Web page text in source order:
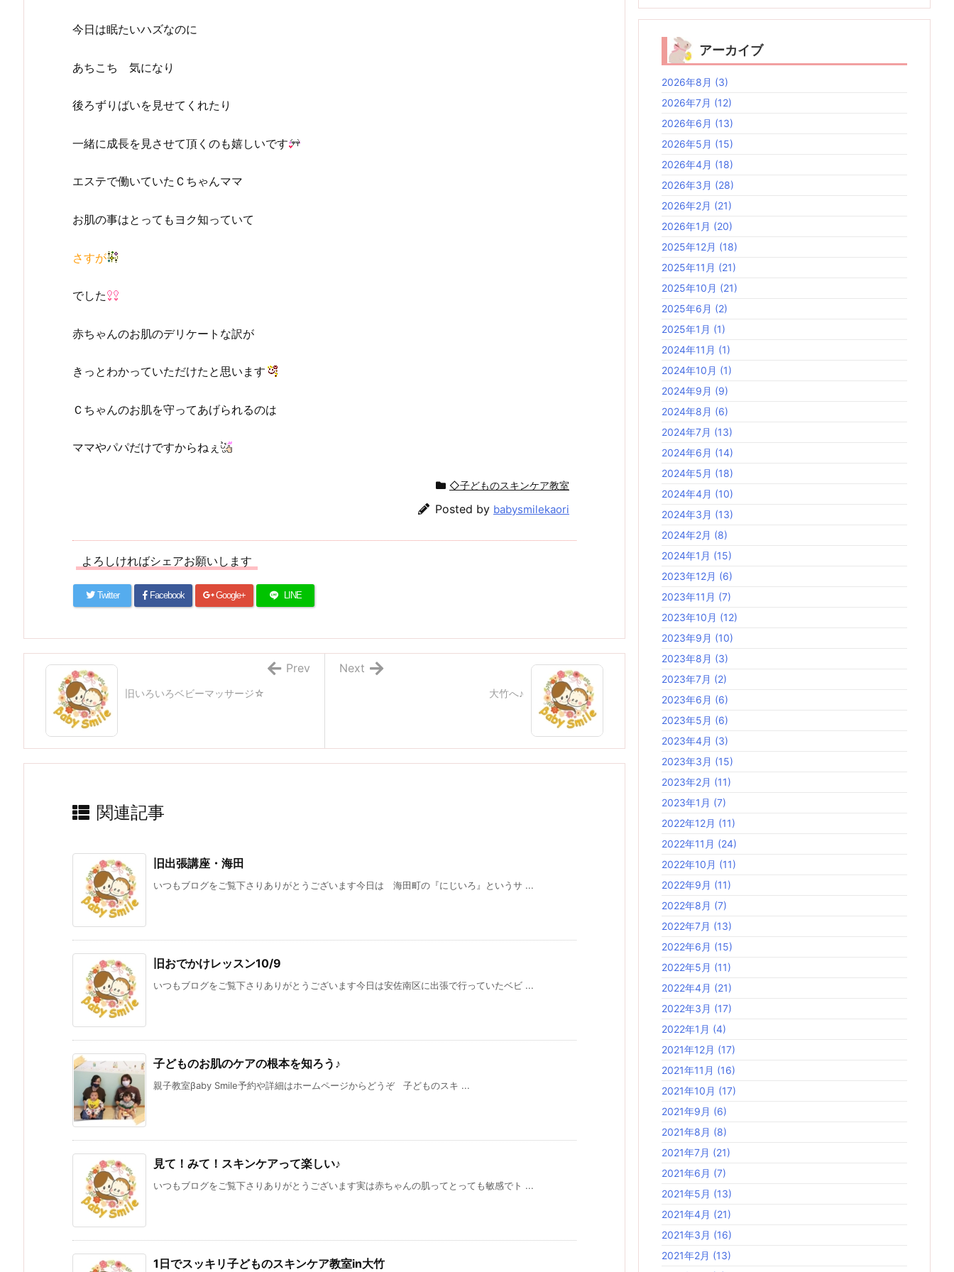
今日は眠たいハズなのに
あちこち 気になり
後ろずりばいを見せてくれたり
一緒に成長を見させて頂くのも嬉しいです
エステで働いていたＣちゃんママ
お肌の事はとってもヨク知っていて
さすが
でした
赤ちゃんのお肌のデリケートな訳が
きっとわかっていただけたと思います
Ｃちゃんのお肌を守ってあげられるのは
ママやパパだけですからねぇ
◇子どものスキンケア教室
Posted by babysmilekaori
よろしければシェアお願いします
Twitter Facebook Google+ LINE
大竹へ♪
Next
旧いろいろベビーマッサージ☆
Prev
関連記事
旧出張講座・海田
いつもブログをご覧下さりありがとうございます今日は 海田町の『にじいろ』というサ ...
旧おでかけレッスン10/9
いつもブログをご覧下さりありがとうございます今日は安佐南区に出張で行っていたベビ ...
子どものお肌のケアの根本を知ろう♪
親子教室βaby Smile予約や詳細はホームページからどうぞ 子どものスキ ...
見て！みて！スキンケアって楽しい♪
いつもブログをご覧下さりありがとうございます実は赤ちゃんの肌ってとっても敏感でト ...
1日でスッキリ子どものスキンケア教室in大竹
アーカイブ
2026年8月 (3)
2026年7月 (12)
2026年6月 (13)
2026年5月 (15)
2026年4月 (18)
2026年3月 (28)
2026年2月 (21)
2026年1月 (20)
2025年12月 (18)
2025年11月 (21)
2025年10月 (21)
2025年6月 (2)
2025年1月 (1)
2024年11月 (1)
2024年10月 (1)
2024年9月 (9)
2024年8月 (6)
2024年7月 (13)
2024年6月 (14)
2024年5月 (18)
2024年4月 (10)
2024年3月 (13)
2024年2月 (8)
2024年1月 (15)
2023年12月 (6)
2023年11月 (7)
2023年10月 (12)
2023年9月 (10)
2023年8月 (3)
2023年7月 (2)
2023年6月 (6)
2023年5月 (6)
2023年4月 (3)
2023年3月 (15)
2023年2月 (11)
2023年1月 (7)
2022年12月 (11)
2022年11月 (24)
2022年10月 (11)
2022年9月 (11)
2022年8月 (7)
2022年7月 (13)
2022年6月 (15)
2022年5月 (11)
2022年4月 (21)
2022年3月 (17)
2022年1月 (4)
2021年12月 (17)
2021年11月 (16)
2021年10月 (17)
2021年9月 (6)
2021年8月 (8)
2021年7月 (21)
2021年6月 (7)
2021年5月 (13)
2021年4月 (21)
2021年3月 (16)
2021年2月 (13)